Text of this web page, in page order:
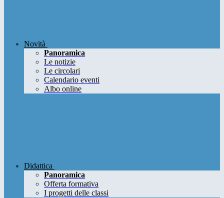
Novità
Panoramica
Le notizie
Le circolari
Calendario eventi
Albo online
Didattica
Panoramica
Offerta formativa
I progetti delle classi